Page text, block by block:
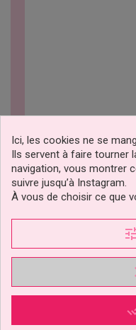
Ici, les cookies ne se
Ils servent à faire tourner
navigation, vous montrer
suivre jusqu’à Instagram.
À vous de choisir ce que